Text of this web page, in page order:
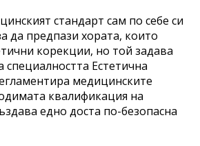
стандарт сам по себе си
да предпази хората, които
корекции, но той задава
специалността Естетична
медицинските
квалификация на
едно доста по-безопасна